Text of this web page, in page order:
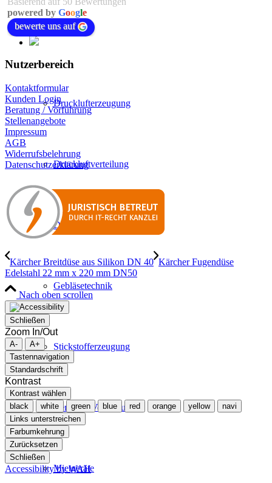
Drucklufterzeugung
Druckluftverteilung
Druckluftaufbereitung
Gebläsetechnik
Stickstofferzeugung
Beratung Vorführung
Mietgeräte
powered by Google
bewerte uns auf
Nutzerbereich
Kontaktformular
Kunden Login
Beratung / Vorführung
Stellenangebote
Impressum
AGB
Widerrufsbelehrung
Datenschutzerklärung
Kärcher Breitdüse aus Silikon DN 40 Kärcher Fugendüse
Edelstahl 22 mm x 220 mm DN50
Nach oben scrollen
Schließen
Zoom In/Out
A-
A+
Tastennavigation
Standardschrift
Kontrast
Kontrast wählen
black
white green blue red orange yellow
navi
Links unterstreichen
Farbumkehrung
Zurücksetzen
Schließen
Accessibility by WAH